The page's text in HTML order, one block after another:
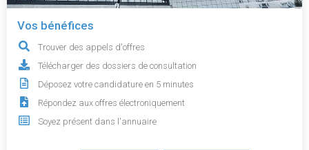
Vos bénéfices
Trouver des appels d'offres
Télécharger des dossiers de consultation
Déposez votre candidature en 5 minutes
Répondez aux offres électroniquement
Soyez présent dans l'annuaire